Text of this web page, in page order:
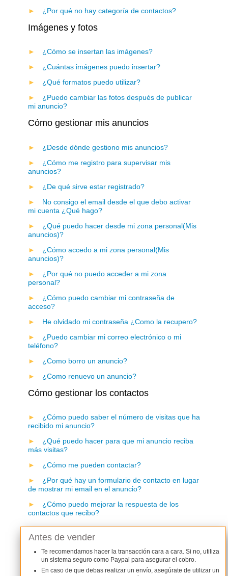
¿Por qué no hay categoría de contactos?
Imágenes y fotos
¿Cómo se insertan las imágenes?
¿Cuántas imágenes puedo insertar?
¿Qué formatos puedo utilizar?
¿Puedo cambiar las fotos después de publicar
mi anuncio?
Cómo gestionar mis anuncios
¿Desde dónde gestiono mis anuncios?
¿Cómo me registro para supervisar mis
anuncios?
¿De qué sirve estar registrado?
No consigo el email desde el que debo activar
mi cuenta ¿Qué hago?
¿Qué puedo hacer desde mi zona personal(Mis
anuncios)?
¿Cómo accedo a mi zona personal(Mis
anuncios)?
¿Por qué no puedo acceder a mi zona
personal?
¿Cómo puedo cambiar mi contraseña de
acceso?
He olvidado mi contraseña ¿Como la recupero?
¿Puedo cambiar mi correo electrónico o mi
teléfono?
¿Como borro un anuncio?
¿Como renuevo un anuncio?
Cómo gestionar los contactos
¿Cómo puedo saber el número de visitas que ha
recibido mi anuncio?
¿Qué puedo hacer para que mi anuncio reciba
más visitas?
¿Cómo me pueden contactar?
¿Por qué hay un formulario de contacto en lugar
de mostrar mi email en el anuncio?
¿Cómo puedo mejorar la respuesta de los
contactos que recibo?
Antes de vender
Te recomendamos hacer la transacción cara a cara. Si no, utiliza
un sistema seguro como Paypal para asegurar el cobro.
En caso de que debas realizar un envío, asegúrate de utilizar un